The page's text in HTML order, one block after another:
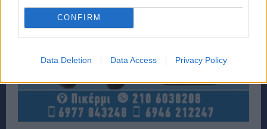
CONFIRM
Data Deletion Data Access Privacy Policy